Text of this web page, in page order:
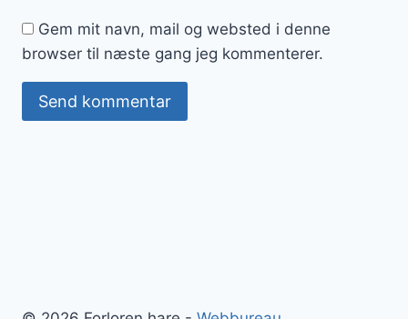
Gem mit navn, mail og websted i denne
browser til næste gang jeg kommenterer.